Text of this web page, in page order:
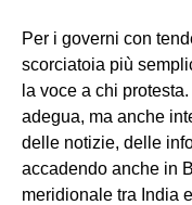
Per i governi con
scorciatoia più
la voce a chi
adegua, ma anche
delle notizie, delle
accadendo anche in
meridionale tra India